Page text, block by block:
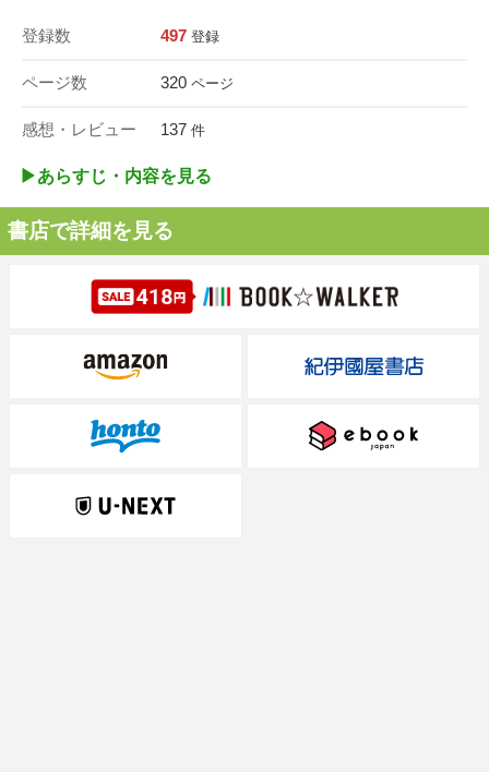
登録数 497 登録
ページ数 320 ページ
感想・レビュー 137 件
▶︎あらすじ・内容を見る
書店で詳細を見る